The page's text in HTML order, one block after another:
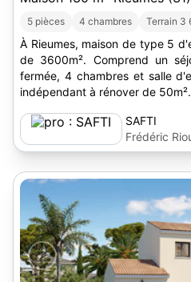
5 pièces 4 chambres Terrain 3
À Rieumes, maison de type 5
de 3600m². Comprend un
fermée, 4 chambres et salle
indépendant à rénover de
SAFTI
Frédéric